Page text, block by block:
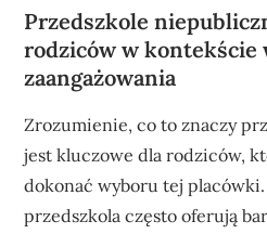
Przedszkole
rodziców w kontekście
zaangażowania
Zrozumienie, co to znaczy
jest kluczowe dla rodziców,
dokonać wyboru tej
przedszkola często oferują